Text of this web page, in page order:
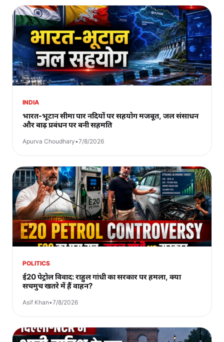
INDIA
भारत-भूटान सीमा पार नदियों पर सहयोग मजबूत, जल संसाधन
और बाढ़ प्रबंधन पर बनी सहमति
Apurva Choudhary•7/8/2026
POLITICS
ई20 पेट्रोल विवाद: राहुल गांधी का सरकार पर हमला, क्या
सचमुच खतरे में हैं वाहन?
Asif Khan•7/8/2026